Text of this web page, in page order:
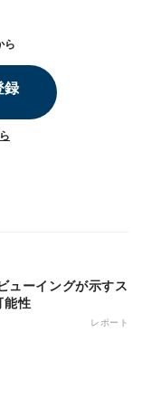
ら
録
ューイングが示すス
能性
レポート